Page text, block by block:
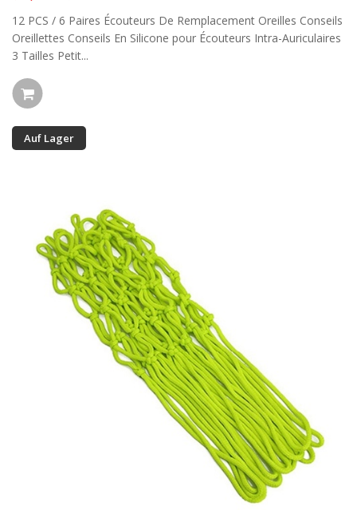
12 PCS / 6 Paires Écouteurs De Remplacement Oreilles Conseils
Oreillettes Conseils En Silicone pour Écouteurs Intra-Auriculaires
3 Tailles Petit...
Auf Lager